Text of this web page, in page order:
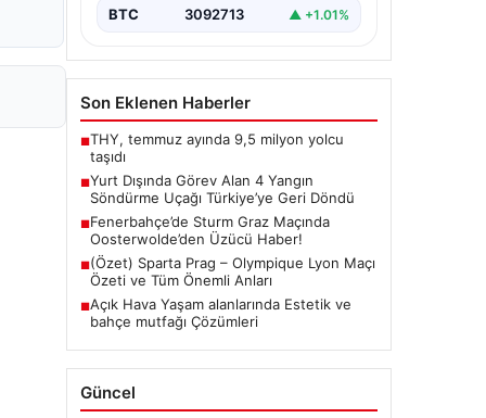
BTC 3092713 ▲ +1.01%
Son Eklenen Haberler
■THY, temmuz ayında 9,5 milyon yolcu
taşıdı
■Yurt Dışında Görev Alan 4 Yangın
Söndürme Uçağı Türkiye’ye Geri Döndü
■Fenerbahçe’de Sturm Graz Maçında
Oosterwolde’den Üzücü Haber!
■(Özet) Sparta Prag – Olympique Lyon Maçı
Özeti ve Tüm Önemli Anları
■Açık Hava Yaşam alanlarında Estetik ve
bahçe mutfağı Çözümleri
Güncel